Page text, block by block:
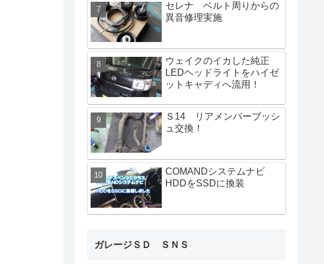
セレナ ベルト周りからの
異音修理実施
ウェイクのイカした純正
LEDヘッドライトをハイゼ
ットキャディへ流用！
Ｓ14 リアメンバーブッシ
ュ交換！
COMANDシステムナビ
HDDをSSDに換装
ガレージＳＤ ＳＮＳ